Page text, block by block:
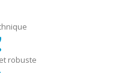
robuste